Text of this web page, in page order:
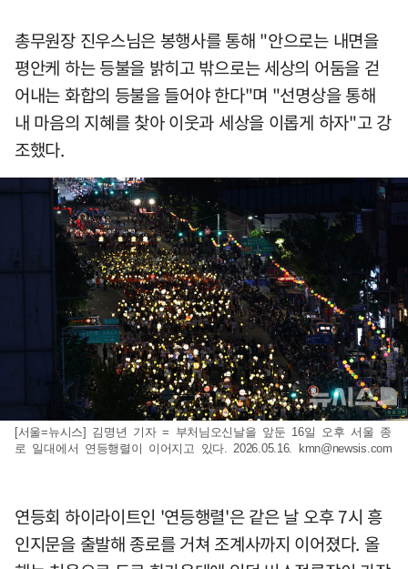
총무원장 진우스님은 봉행사를 통해 "안으로는 내면을
평안케 하는 등불을 밝히고 밖으로는 세상의 어둠을 걷
어내는 화합의 등불을 들어야 한다"며 "선명상을 통해
내 마음의 지혜를 찾아 이웃과 세상을 이롭게 하자"고 강
조했다.
[서울=뉴시스] 김명년 기자 = 부처님오신날을 앞둔 16일 오후 서울 종
로 일대에서 연등행렬이 이어지고 있다. 2026.05.16.
kmn@newsis.com
연등회 하이라이트인 '연등행렬'은 같은 날 오후 7시 흥
인지문을 출발해 종로를 거쳐 조계사까지 이어졌다. 올